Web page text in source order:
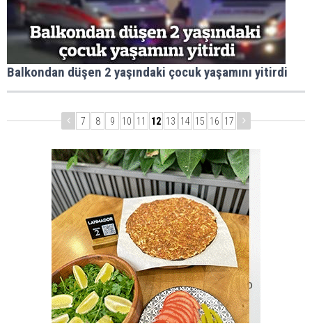
Balkondan düşen 2 yaşındaki çocuk yaşamını yitirdi
7 8 9 10 11 12 13 14 15 16 17